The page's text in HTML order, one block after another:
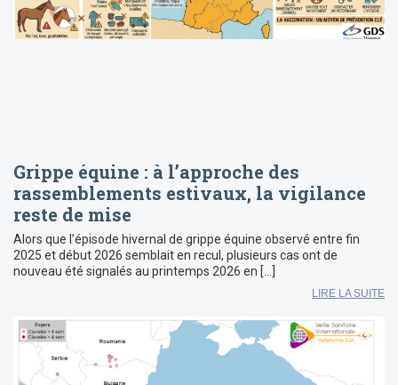
Grippe équine : à l’approche des
rassemblements estivaux, la vigilance
reste de mise
Alors que l’épisode hivernal de grippe équine observé entre fin
2025 et début 2026 semblait en recul, plusieurs cas ont de
nouveau été signalés au printemps 2026 en […]
LIRE LA SUITE